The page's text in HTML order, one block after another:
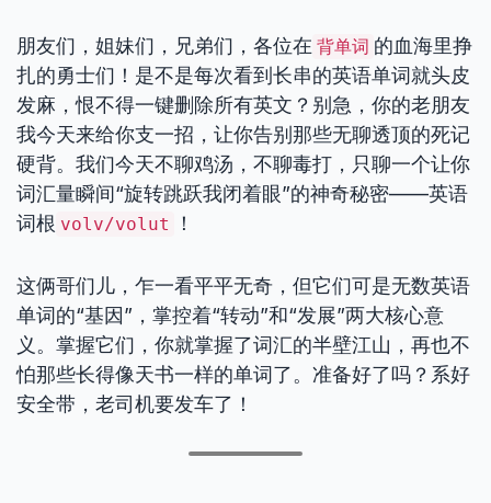
朋友们，姐妹们，兄弟们，各位在 背单词 的血海里挣
扎的勇士们！是不是每次看到长串的英语单词就头皮
发麻，恨不得一键删除所有英文？别急，你的老朋友
我今天来给你支一招，让你告别那些无聊透顶的死记
硬背。我们今天不聊鸡汤，不聊毒打，只聊一个让你
词汇量瞬间“旋转跳跃我闭着眼”的神奇秘密——英语
词根 volv/volut ！
这俩哥们儿，乍一看平平无奇，但它们可是无数英语
单词的“基因”，掌控着“转动”和“发展”两大核心意
义。掌握它们，你就掌握了词汇的半壁江山，再也不
怕那些长得像天书一样的单词了。准备好了吗？系好
安全带，老司机要发车了！